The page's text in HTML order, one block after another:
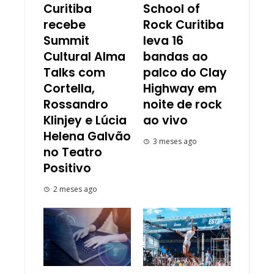
Curitiba
recebe
Summit
Cultural Alma
Talks com
Cortella,
Rossandro
Klinjey e Lúcia
Helena Galvão
no Teatro
Positivo
2 meses ago
School of
Rock Curitiba
leva 16
bandas ao
palco do Clay
Highway em
noite de rock
ao vivo
3 meses ago